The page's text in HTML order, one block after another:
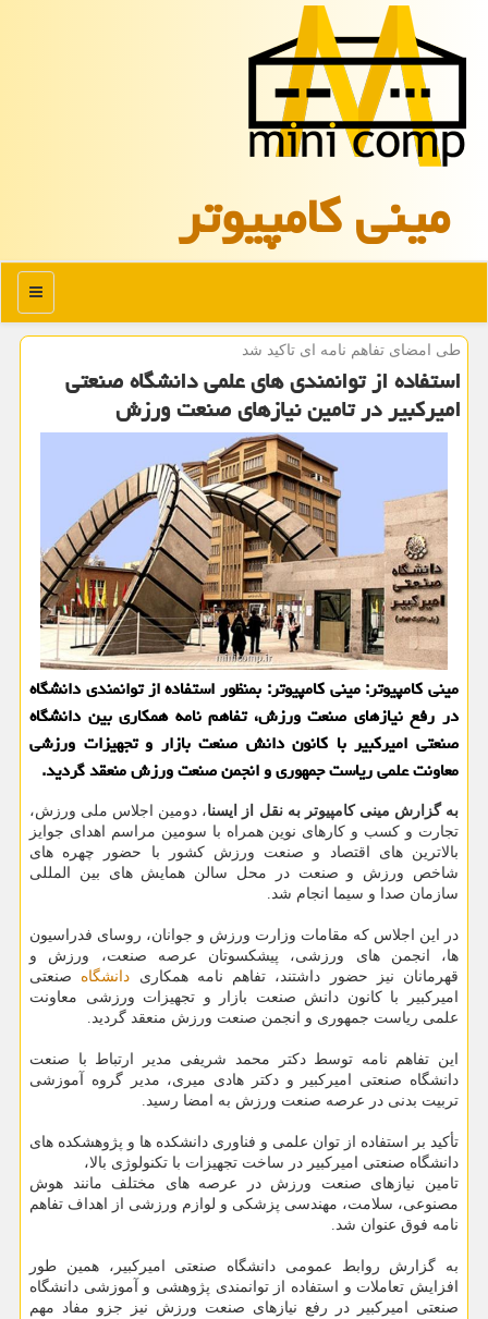
مینی كامپیوتر
منو
طی امضای تفاهم نامه ای تاكید شد
استفاده از توانمندی های علمی دانشگاه صنعتی
امیرکبیر در تامین نیازهای صنعت ورزش
مینی کامپیوتر: مینی کامپیوتر: بمنظور استفاده از توانمندی دانشگاه
در رفع نیازهای صنعت ورزش، تفاهم نامه همکاری بین دانشگاه
صنعتی امیرکبیر با کانون دانش صنعت بازار و تجهیزات ورزشی
معاونت علمی ریاست جمهوری و انجمن صنعت ورزش منعقد گردید.
به گزارش مینی کامپیوتر به نقل از ایسنا، دومین اجلاس ملی ورزش،
تجارت و کسب و کارهای نوین همراه با سومین مراسم اهدای جوایز
بالاترین های اقتصاد و صنعت ورزش کشور با حضور چهره های
شاخص ورزش و صنعت در محل سالن همایش های بین المللی
سازمان صدا و سیما انجام شد.
در این اجلاس که مقامات وزارت ورزش و جوانان، روسای فدراسیون
ها، انجمن های ورزشی، پیشکسوتان عرصه صنعت، ورزش و
قهرمانان نیز حضور داشتند، تفاهم نامه همکاری دانشگاه صنعتی
امیرکبیر با کانون دانش صنعت بازار و تجهیزات ورزشی معاونت
علمی ریاست جمهوری و انجمن صنعت ورزش منعقد گردید.
این تفاهم نامه توسط دکتر محمد شریفی مدیر ارتباط با صنعت
دانشگاه صنعتی امیرکبیر و دکتر هادی میری، مدیر گروه آموزشی
تربیت بدنی در عرصه صنعت ورزش به امضا رسید.
تأکید بر استفاده از توان علمی و فناوری دانشکده ها و پژوهشکده های
دانشگاه صنعتی امیرکبیر در ساخت تجهیزات با تکنولوژی بالا،
تامین نیازهای صنعت ورزش در عرصه های مختلف مانند هوش
مصنوعی، سلامت، مهندسی پزشکی و لوازم ورزشی از اهداف تفاهم
نامه فوق عنوان شد.
به گزارش روابط عمومی دانشگاه صنعتی امیرکبیر، همین طور
افزایش تعاملات و استفاده از توانمندی پژوهشی و آموزشی دانشگاه
صنعتی امیرکبیر در رفع نیازهای صنعت ورزش نیز جزو مفاد مهم